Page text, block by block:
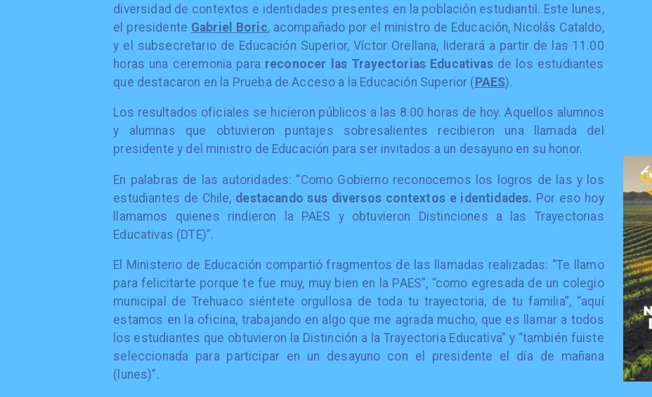
diversidad de contextos e identidades presentes en la población estudiantil. Este lunes,
el presidente Gabriel Boric, acompañado por el ministro de Educación, Nicolás Cataldo,
y el subsecretario de Educación Superior, Víctor Orellana, liderará a partir de las 11.00
horas una ceremonia para reconocer las Trayectorias Educativasde los estudiantes
que destacaron en la Prueba de Acceso a la Educación Superior (PAES).
Los resultados oficiales se hicieron públicos a las 8.00 horas de hoy. Aquellos alumnos
y alumnas que obtuvieron puntajes sobresalientes recibieron una llamada del
presidente y del ministro de Educación para ser invitados a un desayuno en su honor.
En palabras de las autoridades: “Como Gobierno reconocemos los logros de las y los
estudiantes de Chile, destacando sus diversos contextos e identidades. Por eso hoy
llamamos quienes rindieron la PAES y obtuvieron Distinciones a las Trayectorias
Educativas (DTE)”.
El Ministerio de Educación compartió fragmentos de las llamadas realizadas: “Te llamo
para felicitarte porque te fue muy, muy bien en la PAES”, “como egresada de un colegio
municipal de Trehuaco siéntete orgullosa de toda tu trayectoria, de tu familia”, “aquí
estamos en la oficina, trabajando en algo que me agrada mucho, que es llamar a todos
los estudiantes que obtuvieron la Distinción a la Trayectoria Educativa” y “también fuiste
seleccionada para participar en un desayuno con el presidente el día de mañana
(lunes)”.